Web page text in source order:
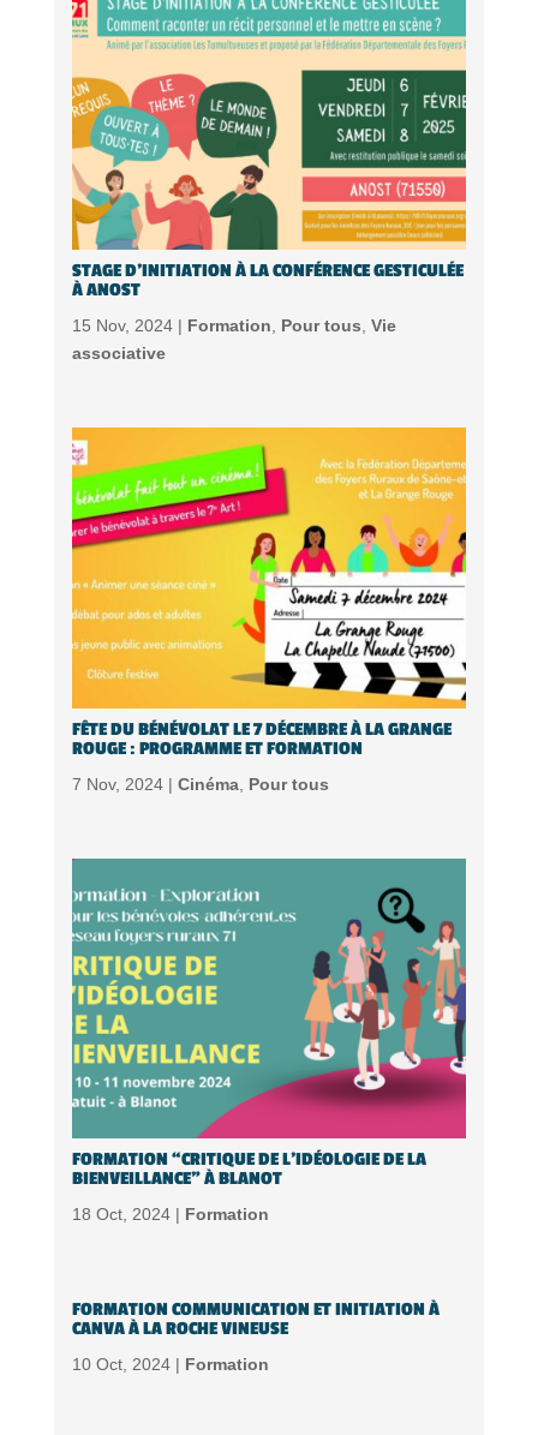
STAGE D’INITIATION À LA CONFÉRENCE GESTICULÉE
À ANOST
15 Nov, 2024 | Formation, Pour tous, Vie
associative
FÊTE DU BÉNÉVOLAT LE 7 DÉCEMBRE À LA GRANGE
ROUGE : PROGRAMME ET FORMATION
7 Nov, 2024 | Cinéma, Pour tous
FORMATION “CRITIQUE DE L’IDÉOLOGIE DE LA
BIENVEILLANCE” À BLANOT
18 Oct, 2024 | Formation
FORMATION COMMUNICATION ET INITIATION À
CANVA À LA ROCHE VINEUSE
10 Oct, 2024 | Formation